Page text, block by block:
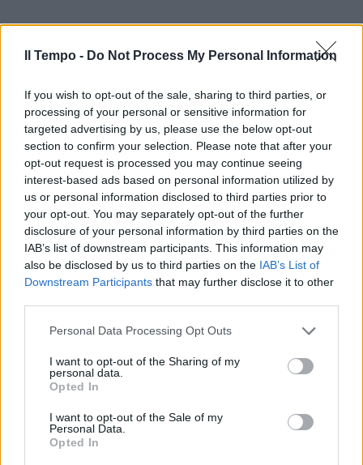
Il Tempo - Do Not Process My Personal Information
If you wish to opt-out of the sale, sharing to third parties, or
processing of your personal or sensitive information for
targeted advertising by us, please use the below opt-out
section to confirm your selection. Please note that after your
opt-out request is processed you may continue seeing
interest-based ads based on personal information utilized by
us or personal information disclosed to third parties prior to
your opt-out. You may separately opt-out of the further
disclosure of your personal information by third parties on the
IAB’s list of downstream participants. This information may
also be disclosed by us to third parties on the IAB’s List of
Downstream Participants that may further disclose it to other
Personal Data Processing Opt Outs
I want to opt-out of the Sharing of my
personal data.
Opted In
I want to opt-out of the Sale of my
Personal Data.
Opted In